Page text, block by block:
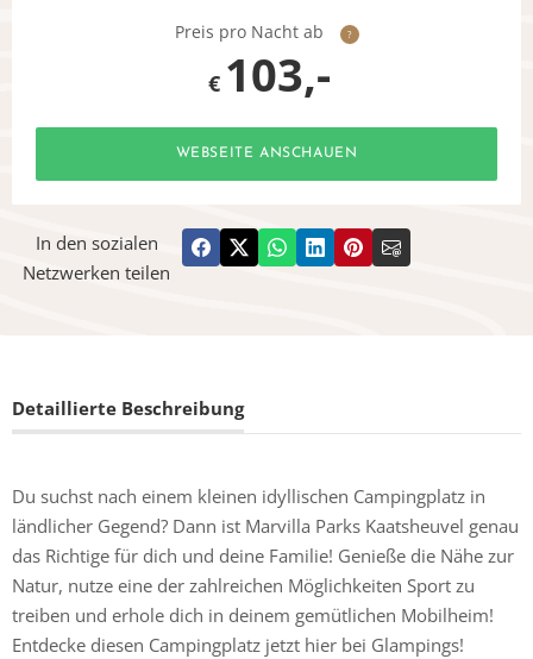
Preis pro Nacht ab ?
€ 103,-
WEBSEITE ANSCHAUEN
In den sozialen
Netzwerken teilen
Detaillierte Beschreibung
Du suchst nach einem kleinen idyllischen Campingplatz in
ländlicher Gegend? Dann ist Marvilla Parks Kaatsheuvel genau
das Richtige für dich und deine Familie! Genieße die Nähe zur
Natur, nutze eine der zahlreichen Möglichkeiten Sport zu
treiben und erhole dich in deinem gemütlichen Mobilheim!
Entdecke diesen Campingplatz jetzt hier bei Glampings!